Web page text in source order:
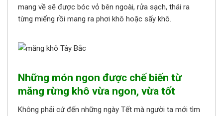
mang về sẽ được bóc vỏ bên ngoài, rửa sạch, thái ra
từng miếng rồi mang ra phơi khô hoặc sấy khô.
Những món ngon được chế biến từ
măng rừng khô vừa ngon, vừa tốt
Không phải cứ đến những ngày Tết mà người ta mới tìm